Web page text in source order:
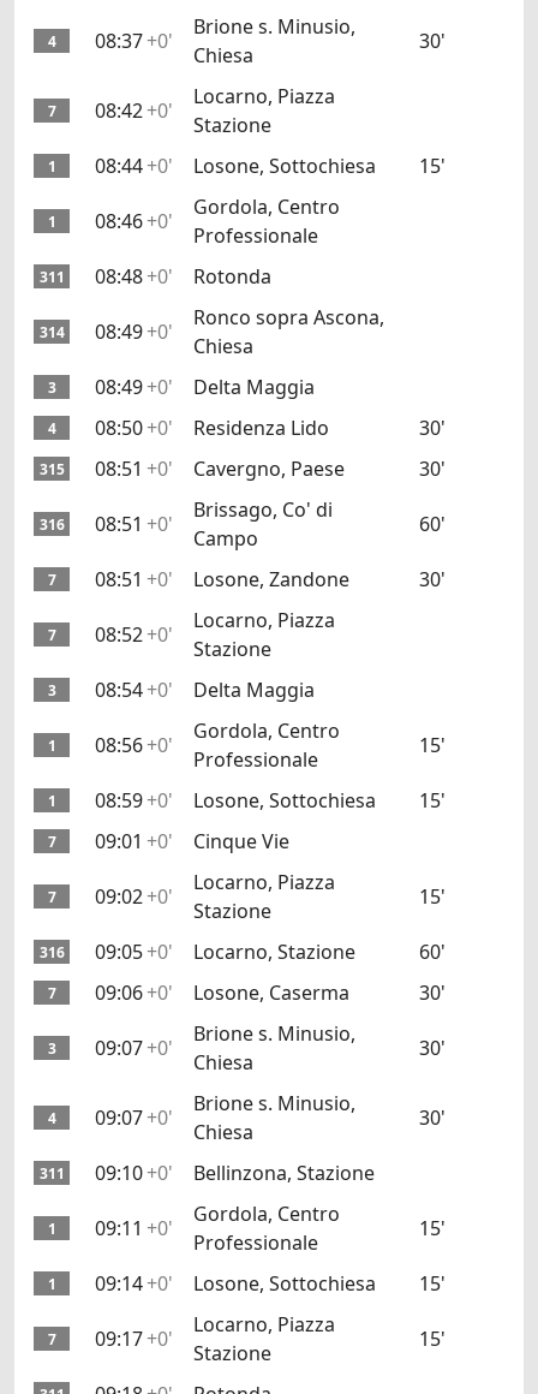
4 08:37+0'
Brione s. Minusio,
Chiesa
30'
7 08:42+0'
Locarno, Piazza
Stazione
1 08:44+0' Losone, Sottochiesa 15'
1 08:46+0'
Gordola, Centro
Professionale
311 08:48+0' Rotonda
314 08:49+0'
Ronco sopra Ascona,
Chiesa
3 08:49+0' Delta Maggia
4 08:50+0' Residenza Lido 30'
315 08:51 +0' Cavergno, Paese 30'
316 08:51 +0'
Brissago, Co' di
Campo
60'
7 08:51 +0' Losone, Zandone 30'
7 08:52+0'
Locarno, Piazza
Stazione
3 08:54+0' Delta Maggia
1 08:56+0'
Gordola, Centro
Professionale
15'
1 08:59+0' Losone, Sottochiesa 15'
7 09:01 +0' Cinque Vie
7 09:02+0'
Locarno, Piazza
Stazione
15'
316 09:05+0' Locarno, Stazione 60'
7 09:06+0' Losone, Caserma 30'
3 09:07+0'
Brione s. Minusio,
Chiesa
30'
4 09:07+0'
Brione s. Minusio,
Chiesa
30'
311 09:10+0' Bellinzona, Stazione
1 09:11 +0'
Gordola, Centro
Professionale
15'
1 09:14+0' Losone, Sottochiesa 15'
7 09:17+0'
Locarno, Piazza
Stazione
15'